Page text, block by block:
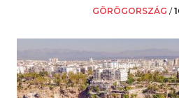
GÖRÖGORSZÁG /